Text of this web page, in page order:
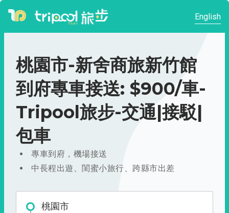
English
桃園市-新舍商旅新竹館
到府專車接送: $900/車-
Tripool旅步-交通|接駁|
包車
專車到府，機場接送
中長程出遊、閨蜜小旅行、跨縣市出差
桃園市